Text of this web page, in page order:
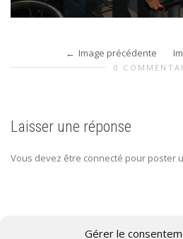
Gérer le
Image précédente
0
Laisser une réponse
Vous devez être connecté pour poster